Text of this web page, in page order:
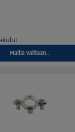
Mallia valitaan...